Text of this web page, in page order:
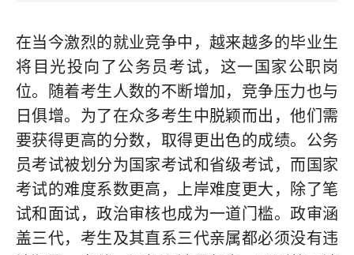
在当今激烈的就业竞争中，越来越多的毕业生
将目光投向了公务员考试，这一国家公职岗
位。随着考生人数的不断增加，竞争压力也与
日俱增。为了在众多考生中脱颖而出，他们需
要获得更高的分数，取得更出色的成绩。公务
员考试被划分为国家考试和省级考试，而国家
考试的难度系数更高，上岸难度更大，除了笔
试和面试，政治审核也成为一道门槛。政审涵
盖三代，考生及其直系三代亲属都必须没有违